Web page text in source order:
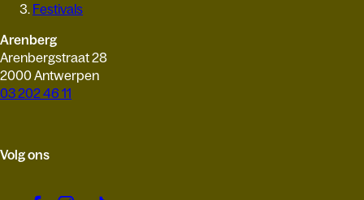
Festivals
Arenberg
Arenbergstraat 28
2000 Antwerpen
03 202 46 11
Volg ons